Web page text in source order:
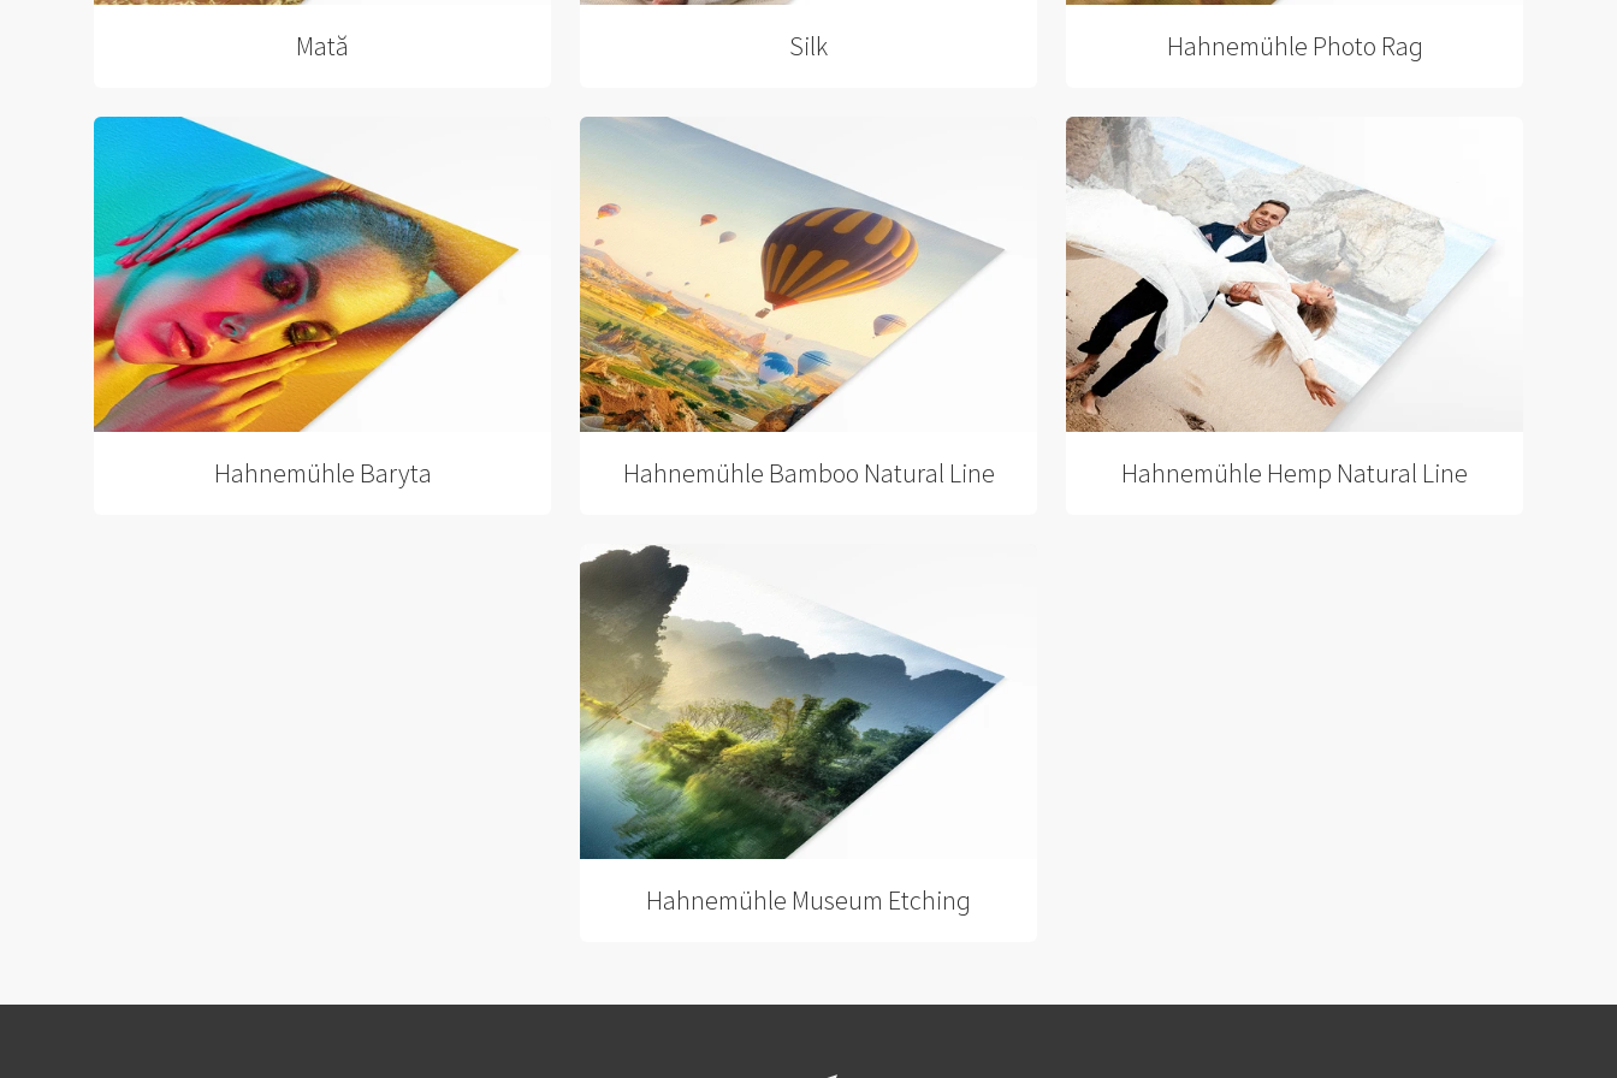
Mată Silk Hahnemühle Photo Rag
Hahnemühle Baryta Hahnemühle Bamboo Natural Line Hahnemühle Hemp Natural Line
Hahnemühle Museum Etching